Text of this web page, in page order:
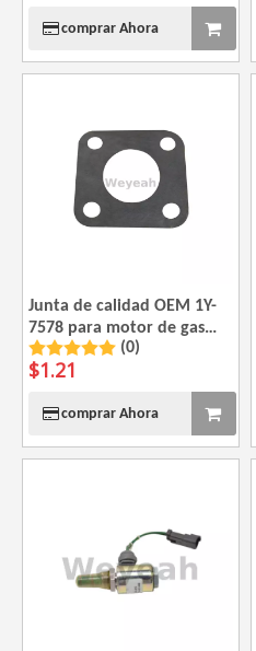
comprar Ahora
Junta de calidad OEM 1Y-
7578 para motor de gas
CAT G3520
(0)
$1.21
comprar Ahora